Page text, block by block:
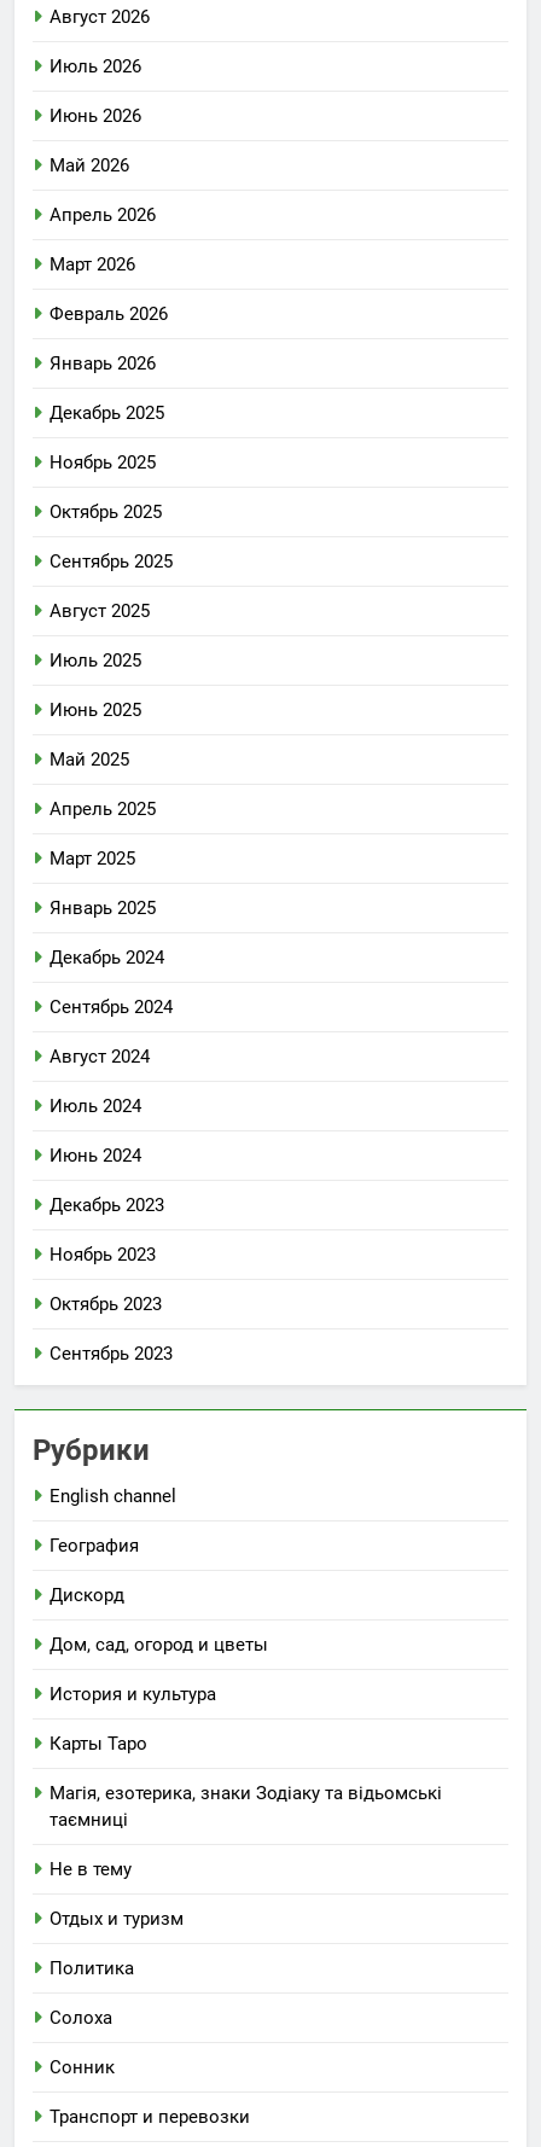
Август 2026
Июль 2026
Июнь 2026
Май 2026
Апрель 2026
Март 2026
Февраль 2026
Январь 2026
Декабрь 2025
Ноябрь 2025
Октябрь 2025
Сентябрь 2025
Август 2025
Июль 2025
Июнь 2025
Май 2025
Апрель 2025
Март 2025
Январь 2025
Декабрь 2024
Сентябрь 2024
Август 2024
Июль 2024
Июнь 2024
Декабрь 2023
Ноябрь 2023
Октябрь 2023
Сентябрь 2023
Рубрики
English channel
География
Дискорд
Дом, сад, огород и цветы
История и культура
Карты Таро
Магія, езотерика, знаки Зодіаку та відьомські
таємниці
Не в тему
Отдых и туризм
Политика
Солоха
Сонник
Транспорт и перевозки